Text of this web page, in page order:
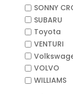
SONNY
SUBARU
Toyota
VENTURI
VOLVO
WILLIAMS